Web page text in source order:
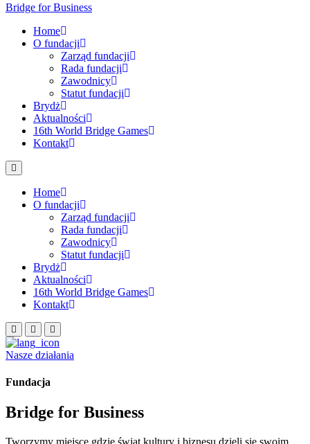
Bridge for Business
Home
O fundacji
Zarząd fundacji
Rada fundacji
Zawodnicy
Statut fundacji
Brydż
Aktualności
16th World Bridge Games
Kontakt
Home
O fundacji
Zarząd fundacji
Rada fundacji
Zawodnicy
Statut fundacji
Brydż
Aktualności
16th World Bridge Games
Kontakt
Nasze działania
Fundacja
Bridge for Business